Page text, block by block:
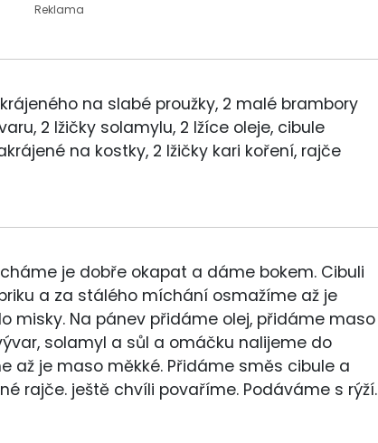
Reklama
na slabé proužky, 2 malé brambory
2 lžičky solamylu, 2 lžíce oleje, cibule
na kostky, 2 lžičky kari koření, rajče
je dobře okapat a dáme bokem. Cibuli
a za stálého míchání osmažíme až je
misky. Na pánev přidáme olej, přidáme maso
solamyl a sůl a omáčku nalijeme do
až je maso měkké. Přidáme směs cibule a
rajče. ještě chvíli povaříme. Podáváme s rýží.